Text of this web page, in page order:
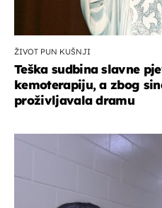
ŽIVOT PUN KUŠNJI
Teška sudbina slavne
kemoterapiju, a zbog
proživljavala dramu